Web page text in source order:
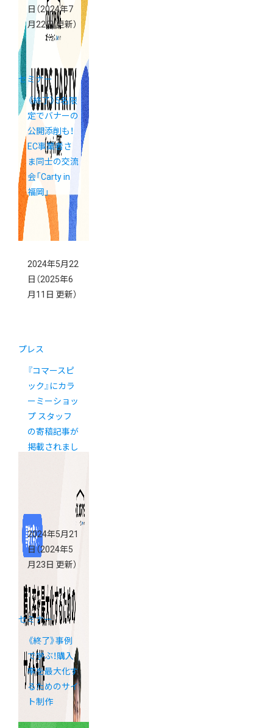
日 （2024年7
月22日 更新）
セミナー
《終了》5名限
定でバナーの
公開添削も！
EC事業者さ
ま同士の交流
会「Carty in
福岡」
2024年5月22
日 （2025年6
月11日 更新）
プレス
『コマースピ
ック』にカラ
ーミーショッ
プ スタッフ
の寄稿記事が
掲載されまし
2024年5月21
日（2024年5
月23日 更新）
セミナー
《終了》事例
で学ぶ！購入
率を最大化す
るためのサイ
ト制作